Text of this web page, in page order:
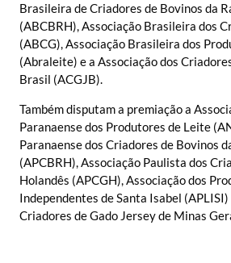
Brasileira de Criadores de Bovinos da
(ABCBRH), Associação Brasileira dos
(ABCG), Associação Brasileira dos
(Abraleite) e a Associação dos
Brasil (ACGJB).
Também disputam a premiação a
Paranaense dos Produtores de Leite
Paranaense dos Criadores de Bovinos
(APCBRH), Associação Paulista dos
Holandês (APCGH), Associação dos
Independentes de Santa Isabel (APLISI)
Criadores de Gado Jersey de Minas